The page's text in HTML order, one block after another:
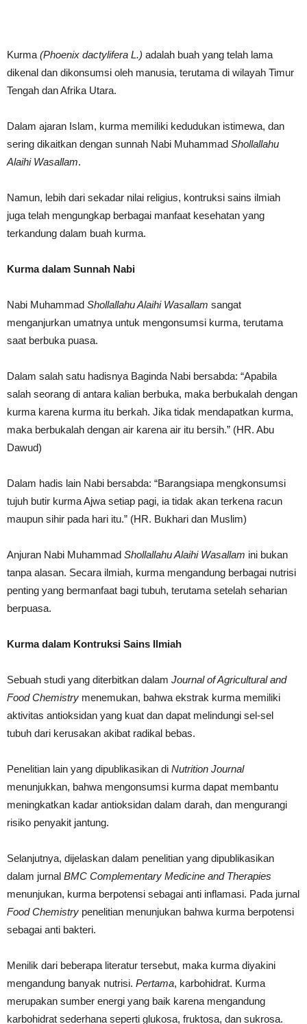
Kurma (Phoenix dactylifera L.) adalah buah yang telah lama
dikenal dan dikonsumsi oleh manusia, terutama di wilayah Timur
Tengah dan Afrika Utara.
Dalam ajaran Islam, kurma memiliki kedudukan istimewa, dan
sering dikaitkan dengan sunnah Nabi Muhammad Shollallahu
Alaihi Wasallam.
Namun, lebih dari sekadar nilai religius, kontruksi sains ilmiah
juga telah mengungkap berbagai manfaat kesehatan yang
terkandung dalam buah kurma.
Kurma dalam Sunnah Nabi
Nabi Muhammad Shollallahu Alaihi Wasallam sangat
menganjurkan umatnya untuk mengonsumsi kurma, terutama
saat berbuka puasa.
Dalam salah satu hadisnya Baginda Nabi bersabda: “Apabila
salah seorang di antara kalian berbuka, maka berbukalah dengan
kurma karena kurma itu berkah. Jika tidak mendapatkan kurma,
maka berbukalah dengan air karena air itu bersih.” (HR. Abu
Dawud)
Dalam hadis lain Nabi bersabda: “Barangsiapa mengkonsumsi
tujuh butir kurma Ajwa setiap pagi, ia tidak akan terkena racun
maupun sihir pada hari itu.” (HR. Bukhari dan Muslim)
Anjuran Nabi Muhammad Shollallahu Alaihi Wasallam ini bukan
tanpa alasan. Secara ilmiah, kurma mengandung berbagai nutrisi
penting yang bermanfaat bagi tubuh, terutama setelah seharian
berpuasa.
Kurma dalam Kontruksi Sains Ilmiah
Sebuah studi yang diterbitkan dalam Journal of Agricultural and
Food Chemistry menemukan, bahwa ekstrak kurma memiliki
aktivitas antioksidan yang kuat dan dapat melindungi sel-sel
tubuh dari kerusakan akibat radikal bebas.
Penelitian lain yang dipublikasikan di Nutrition Journal
menunjukkan, bahwa mengonsumsi kurma dapat membantu
meningkatkan kadar antioksidan dalam darah, dan mengurangi
risiko penyakit jantung.
Selanjutnya, dijelaskan dalam penelitian yang dipublikasikan
dalam jurnal BMC Complementary Medicine and Therapies
menunjukan, kurma berpotensi sebagai anti inflamasi. Pada jurnal
Food Chemistry penelitian menunjukan bahwa kurma berpotensi
sebagai anti bakteri.
Menilik dari beberapa literatur tersebut, maka kurma diyakini
mengandung banyak nutrisi. Pertama, karbohidrat. Kurma
merupakan sumber energi yang baik karena mengandung
karbohidrat sederhana seperti glukosa, fruktosa, dan sukrosa.